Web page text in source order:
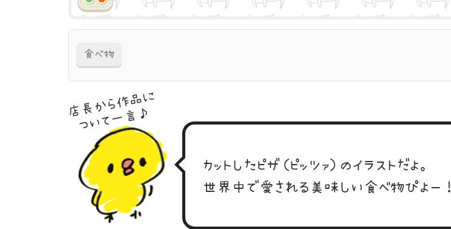
食べ物
店長から作品に
ついて一言♪
カットしたピザ（ピッツァ）のイラストだよ。
世界中で愛される美味しい食べ物ぴよー！